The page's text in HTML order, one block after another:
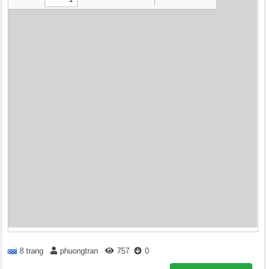
8 trang phuongtran 757 0